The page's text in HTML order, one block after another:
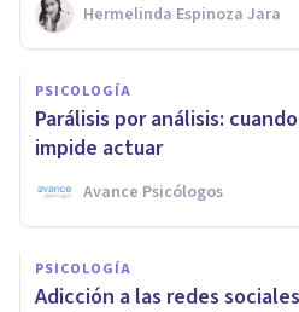
Hermelinda Espinoza Jara
PSICOLOGÍA
Parálisis por análisis:
impide actuar
Avance Psicólogos
PSICOLOGÍA
Adicción a las redes